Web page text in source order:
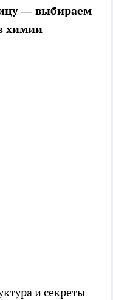
— выбираем
химии
и секреты